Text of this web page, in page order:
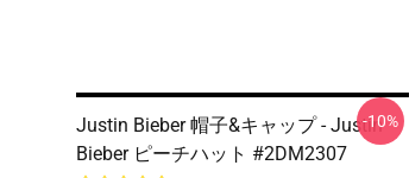
Justin Bieber 帽子&キャップ - Justin
Bieber ピーチハット #2DM2307
-10%